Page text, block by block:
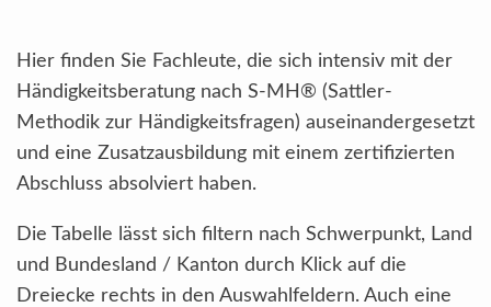
Hier finden Sie Fachleute, die sich intensiv mit der
Händigkeitsberatung nach S-MH® (Sattler-
Methodik zur Händigkeitsfragen) auseinandergesetzt
und eine Zusatzausbildung mit einem zertifizierten
Abschluss absolviert haben.
Die Tabelle lässt sich filtern nach Schwerpunkt, Land
und Bundesland / Kanton durch Klick auf die
Dreiecke rechts in den Auswahlfeldern. Auch eine